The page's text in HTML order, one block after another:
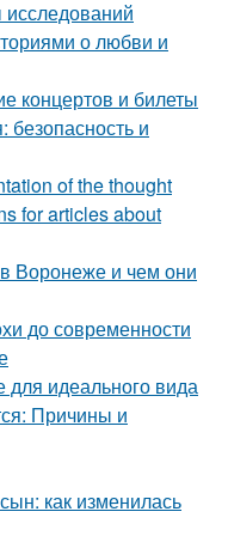
о любви и
концертов и билеты
безопасность и
of the thought
for articles about
Воронеже и чем они
до современности
идеального вида
Причины и
как изменилась